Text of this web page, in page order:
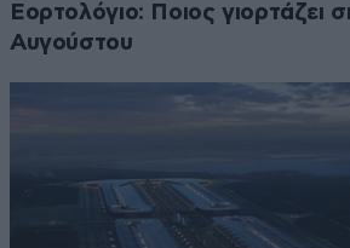
Εορτολόγιο: Ποιος γιορτάζει
Αυγούστου